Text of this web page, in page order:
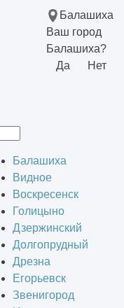
Балашиха
Ваш город
Балашиха?
Да
Нет
Балашиха
Видное
Воскресенск
Голицыно
Дзержинский
Долгопрудный
Дрезна
Егорьевск
Звенигород